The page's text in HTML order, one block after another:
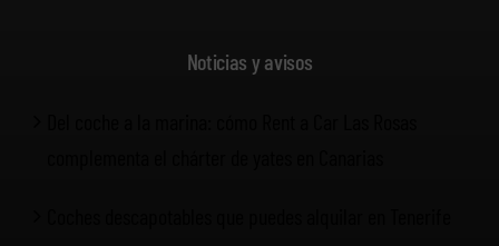
Noticias y avisos